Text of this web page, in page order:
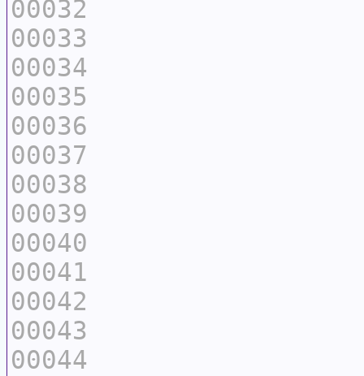
00032
00033
00034
00035
00036
00037
00038
00039
00040
00041
00042
00043
00044